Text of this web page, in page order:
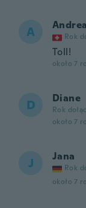
A Rok
Toll!
około 7
D Diane
Rok
około 7
J Jana
Rok
około 7